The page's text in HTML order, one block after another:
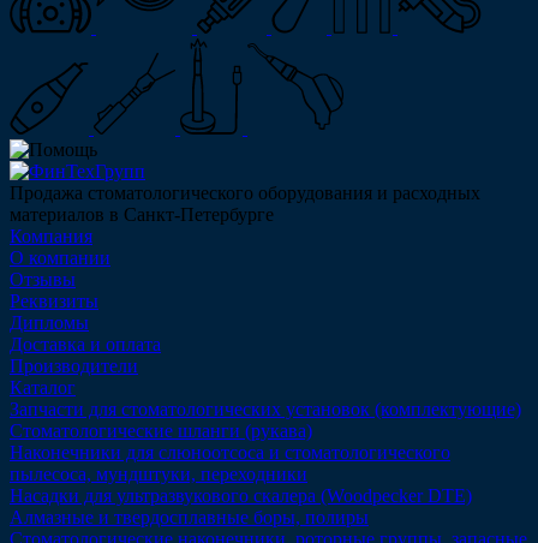
Продажа стоматологического оборудования и расходных
материалов в Санкт-Петербурге
Компания
О компании
Отзывы
Реквизиты
Дипломы
Доставка и оплата
Производители
Каталог
Запчасти для стоматологических установок (комплектующие)
Стоматологические шланги (рукава)
Наконечники для слюноотсоса и стоматологического
пылесоса, мундштуки, переходники
Насадки для ультразвукового скалера (Woodpecker DTE)
Алмазные и твердосплавные боры, полиры
Стоматологические наконечники, роторные группы, запасные